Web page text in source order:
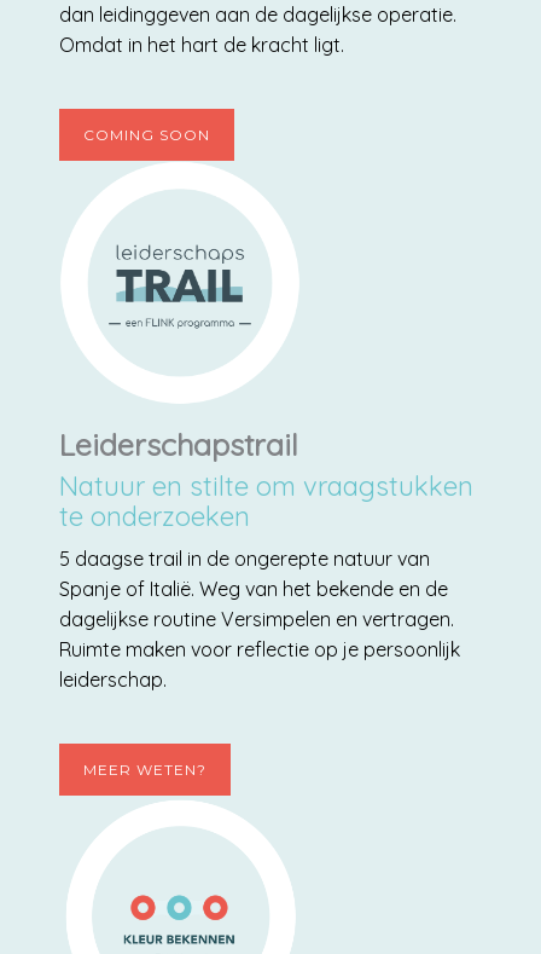
dan leidinggeven aan de dagelijkse operatie.
Omdat in het hart de kracht ligt.
COMING SOON
Leiderschapstrail
Natuur en stilte om vraagstukken
te onderzoeken
5 daagse trail in de ongerepte natuur van
Spanje of Italië. Weg van het bekende en de
dagelijkse routine Versimpelen en vertragen.
Ruimte maken voor reflectie op je persoonlijk
leiderschap.
MEER WETEN?